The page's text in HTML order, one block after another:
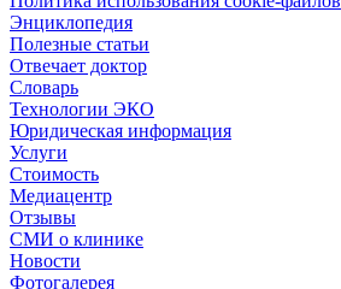
Энциклопедия
Полезные статьи
Отвечает доктор
Словарь
Технологии ЭКО
Юридическая информация
Услуги
Стоимость
Медиацентр
Отзывы
СМИ о клинике
Новости
Фотогалерея